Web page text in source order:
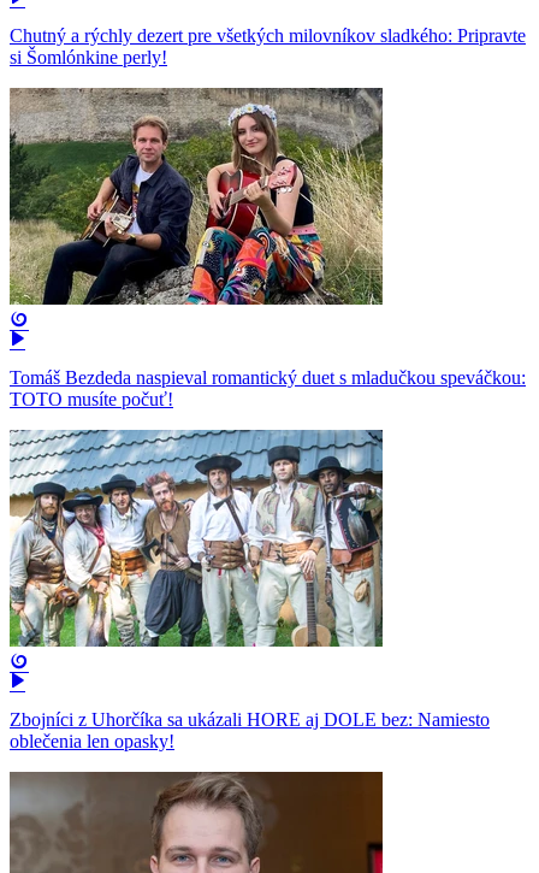
Chutný a rýchly dezert pre všetkých milovníkov sladkého: Pripravte
si Šomlónkine perly!
Tomáš Bezdeda naspieval romantický duet s mladučkou speváčkou:
TOTO musíte počuť!
Zbojníci z Uhorčíka sa ukázali HORE aj DOLE bez: Namiesto
oblečenia len opasky!